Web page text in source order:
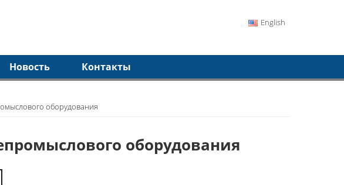
English
Новость Контакты
оборудования
оборудования